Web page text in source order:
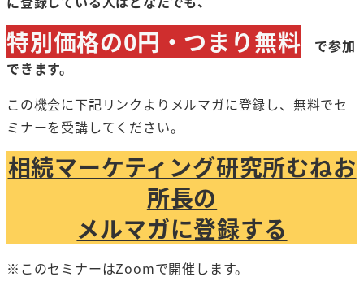
特別価格の0円・つまり無料 で参加
できます。
この機会に下記リンクよりメルマガに登録し、無料でセ
ミナーを受講してください。
相続マーケティング研究所むねお
所長の
メルマガに登録する
※このセミナーはZoomで開催します。